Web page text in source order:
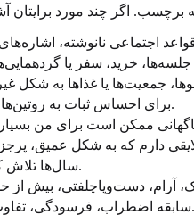
برای احساس ثبات به روتین‌ها، برنامه‌ها، متن‌ها، فهرست‌ها یا کارهای تکراری تکیه می‌کنم.
سال‌ها تلاش کرده‌ام «عادی» به نظر برسم و از این تلاش فرسوده شده‌ام.
سابقه اضطراب، فرسودگی، تفاوت‌های توجه، مشکلات خواب یا احساس بدفهمیده شدن دارم.